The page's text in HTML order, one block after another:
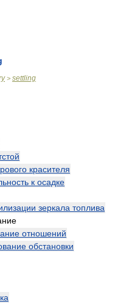
> settling
красителя
к осадке
зеркала топлива
отношений
обстановки